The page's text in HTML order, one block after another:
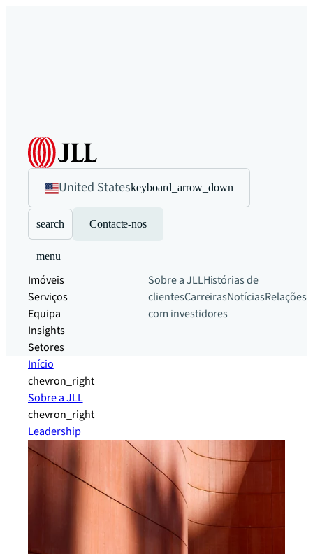
United Stateskeyboard_arrow_down
search Contacte-nos
menu
Imóveis
Serviços
Equipa
Insights
Setores
Sobre a JLLHistórias de
clientesCarreirasNotíciasRelações
com investidores
Início
chevron_right
Sobre a JLL
chevron_right
Leadership